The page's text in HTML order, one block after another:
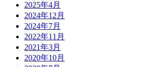
2025年4月
2024年12月
2024年7月
2022年11月
2021年3月
2020年10月